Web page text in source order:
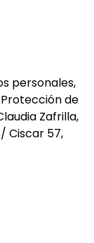
personales,
de
Zafrilla,
Ciscar 57,